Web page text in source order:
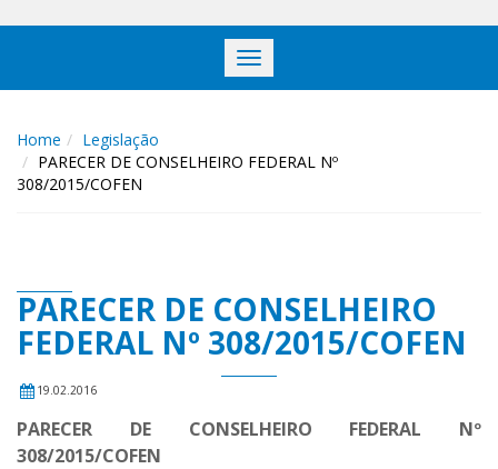
Toggle
navigation
Home
Legislação
PARECER DE CONSELHEIRO FEDERAL Nº
308/2015/COFEN
PARECER DE CONSELHEIRO
FEDERAL Nº 308/2015/COFEN
19.02.2016
PARECER DE CONSELHEIRO FEDERAL Nº
308/2015/COFEN